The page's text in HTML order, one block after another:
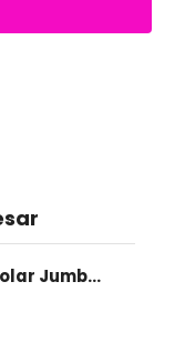
Transportador Escolar Jumbo Plastico 360 Grados